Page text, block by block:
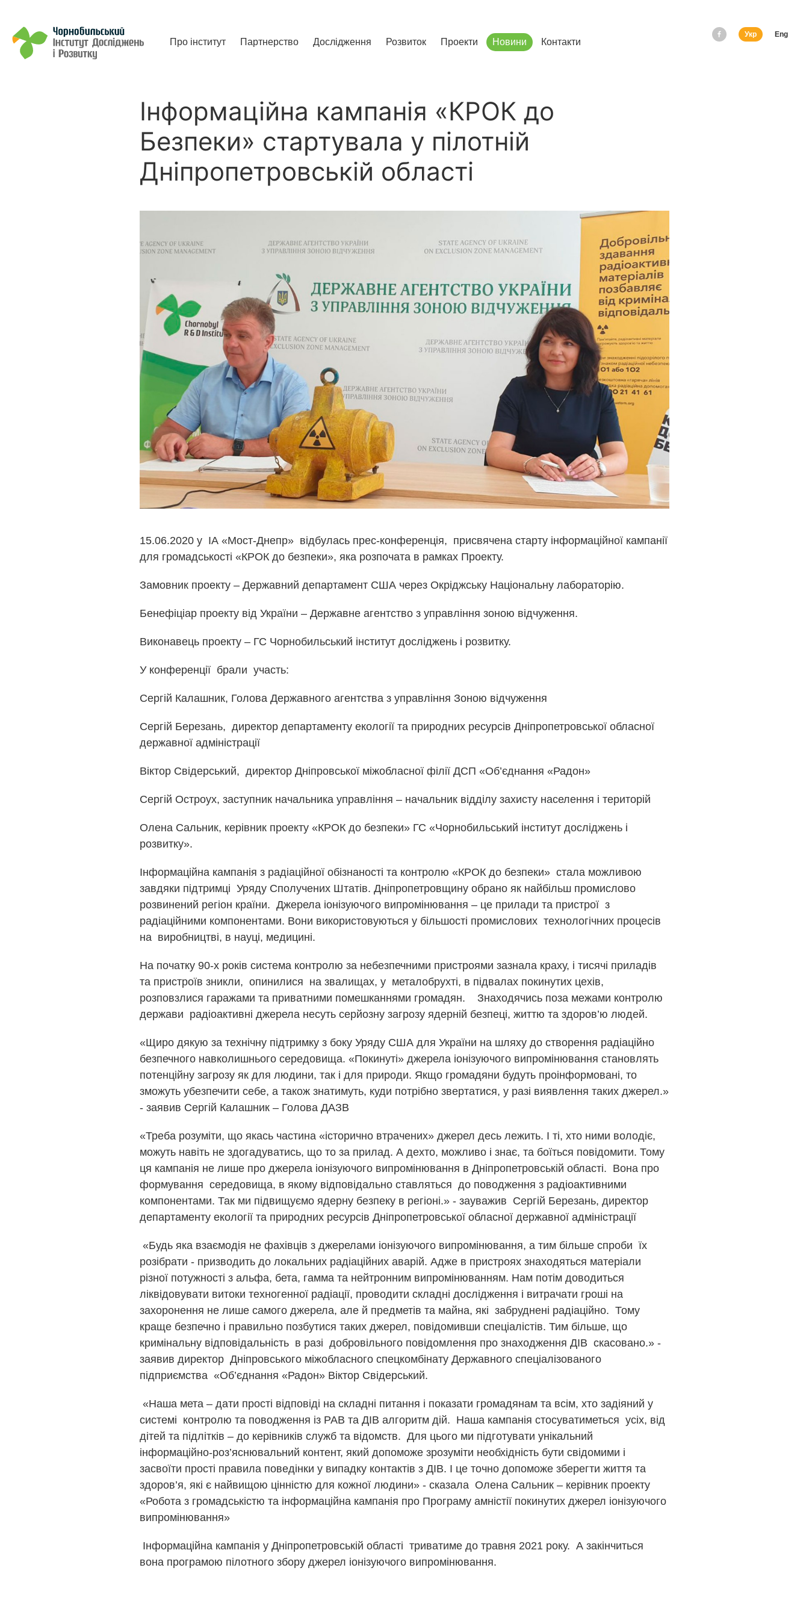
Про інститут
Партнерство Дослідження Розвиток Проекти Новини Контакти
Eng
Укр
Інформаційна кампанія «КРОК до
Безпеки» стартувала у пілотній
Дніпропетровській області
15.06.2020 у ІА «Мост-Днепр» відбулась прес-конференція, присвячена старту інформаційної кампанії
для громадськості «КРОК до безпеки», яка розпочата в рамках Проекту.
Замовник проекту – Державний департамент США через Окріджську Національну лабораторію.
Бенефіціар проекту від України – Державне агентство з управління зоною відчуження.
Виконавець проекту – ГС Чорнобильський інститут досліджень і розвитку.
У конференції брали участь:
Сергій Калашник, Голова Державного агентства з управління Зоною відчуження
Сергій Березань, директор департаменту екології та природних ресурсів Дніпропетровської обласної
державної адміністрації
Віктор Свідерський, директор Дніпровської міжобласної філії ДСП «Об’єднання «Радон»
Сергій Остроух, заступник начальника управління – начальник відділу захисту населення і територій
Олена Сальник, керівник проекту «КРОК до безпеки» ГС «Чорнобильський інститут досліджень і
розвитку».
Інформаційна кампанія з радіаційної обізнаності та контролю «КРОК до безпеки» стала можливою
завдяки підтримці Уряду Сполучених Штатів. Дніпропетровщину обрано як найбільш промислово
розвинений регіон країни. Джерела іонізуючого випромінювання – це прилади та пристрої з
радіаційними компонентами. Вони використовуються у більшості промислових технологічних процесів
на виробництві, в науці, медицині.
На початку 90-х років система контролю за небезпечними пристроями зазнала краху, і тисячі приладів
та пристроїв зникли, опинилися на звалищах, у металобрухті, в підвалах покинутих цехів,
розповзлися гаражами та приватними помешканнями громадян. Знаходячись поза межами контролю
держави радіоактивні джерела несуть серйозну загрозу ядерній безпеці, життю та здоров’ю людей.
«Щиро дякую за технічну підтримку з боку Уряду США для України на шляху до створення радіаційно
безпечного навколишнього середовища. «Покинуті» джерела іонізуючого випромінювання становлять
потенційну загрозу як для людини, так і для природи. Якщо громадяни будуть проінформовані, то
зможуть убезпечити себе, а також знатимуть, куди потрібно звертатися, у разі виявлення таких джерел.»
- заявив Сергій Калашник – Голова ДАЗВ
«Треба розуміти, що якась частина «історично втрачених» джерел десь лежить. І ті, хто ними володіє,
можуть навіть не здогадуватись, що то за прилад. А дехто, можливо і знає, та боїться повідомити. Тому
ця кампанія не лише про джерела іонізуючого випромінювання в Дніпропетровській області. Вона про
формування середовища, в якому відповідально ставляться до поводження з радіоактивними
компонентами. Так ми підвищуємо ядерну безпеку в регіоні.» - зауважив Сергій Березань, директор
департаменту екології та природних ресурсів Дніпропетровської обласної державної адміністрації
«Будь яка взаємодія не фахівців з джерелами іонізуючого випромінювання, а тим більше спроби їх
розібрати - призводить до локальних радіаційних аварій. Адже в пристроях знаходяться матеріали
різної потужності з альфа, бета, гамма та нейтронним випромінюванням. Нам потім доводиться
ліквідовувати витоки техногенної радіації, проводити складні дослідження і витрачати гроші на
захоронення не лише самого джерела, але й предметів та майна, які забруднені радіаційно. Тому
краще безпечно і правильно позбутися таких джерел, повідомивши спеціалістів. Тим більше, що
кримінальну відповідальність в разі добровільного повідомлення про знаходження ДІВ скасовано.» -
заявив директор Дніпровського міжобласного спецкомбінату Державного спеціалізованого
підприємства «Об’єднання «Радон» Віктор Свідерський.
«Наша мета – дати прості відповіді на складні питання і показати громадянам та всім, хто задіяний у
системі контролю та поводження із РАВ та ДІВ алгоритм дій. Наша кампанія стосуватиметься усіх, від
дітей та підлітків – до керівників служб та відомств. Для цього ми підготувати унікальний
інформаційно-роз’яснювальний контент, який допоможе зрозуміти необхідність бути свідомими і
засвоїти прості правила поведінки у випадку контактів з ДІВ. І це точно допоможе зберегти життя та
здоров’я, які є найвищою цінністю для кожної людини» - сказала Олена Сальник – керівник проекту
«Робота з громадськістю та інформаційна кампанія про Програму амністії покинутих джерел іонізуючого
випромінювання»
Інформаційна кампанія у Дніпропетровській області триватиме до травня 2021 року. А закінчиться
вона програмою пілотного збору джерел іонізуючого випромінювання.